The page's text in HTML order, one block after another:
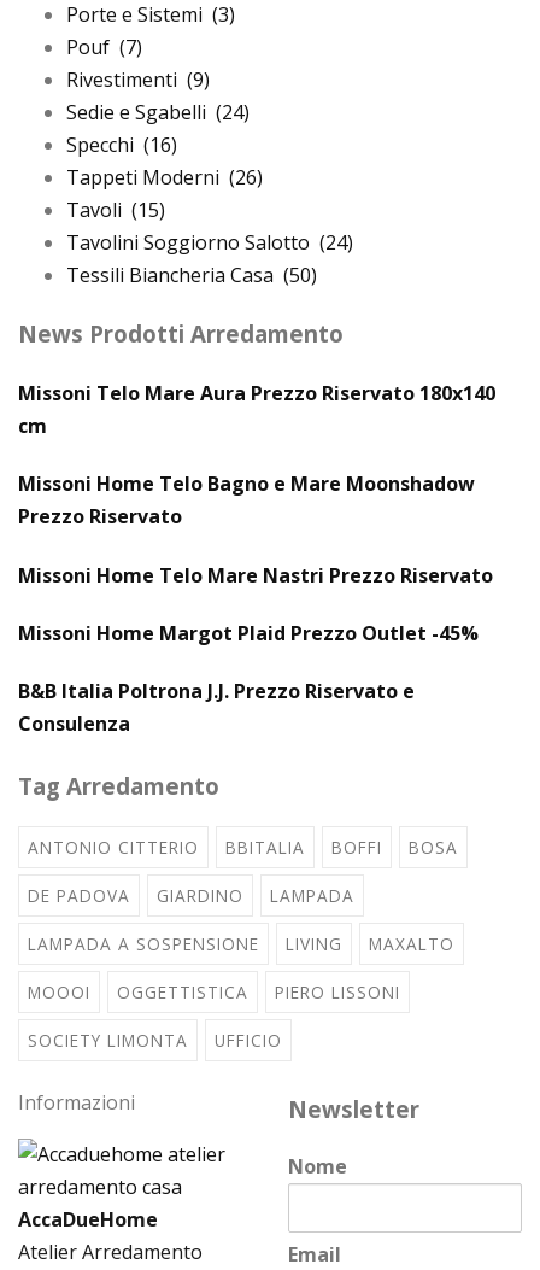
Porte e Sistemi (3)
Pouf (7)
Rivestimenti (9)
Sedie e Sgabelli (24)
Specchi (16)
Tappeti Moderni (26)
Tavoli (15)
Tavolini Soggiorno Salotto (24)
Tessili Biancheria Casa (50)
News Prodotti Arredamento
Missoni Telo Mare Aura Prezzo Riservato 180x140
cm
Missoni Home Telo Bagno e Mare Moonshadow
Prezzo Riservato
Missoni Home Telo Mare Nastri Prezzo Riservato
Missoni Home Margot Plaid Prezzo Outlet -45%
B&B Italia Poltrona J.J. Prezzo Riservato e
Consulenza
Tag Arredamento
ANTONIO CITTERIO BBITALIA BOFFI BOSA
DE PADOVA GIARDINO LAMPADA
LAMPADA A SOSPENSIONE LIVING MAXALTO
MOOOI OGGETTISTICA PIERO LISSONI
SOCIETY LIMONTA UFFICIO
Informazioni
AccaDueHome
Atelier Arredamento
Newsletter
Nome
Email